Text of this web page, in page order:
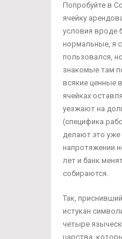
Попробуйте в
ячейку
условия вроде
нормальные, я
пользовался,
знакомые там
всякие ценные
ячейках
уезжают на
(специфика
делают это уже
напротяжении
лет и банк
собираются.
Так,
истукан
четыре
царства,